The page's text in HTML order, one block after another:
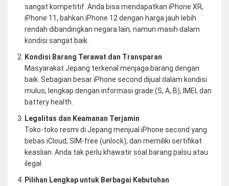
sangat kompetitif. Anda bisa mendapatkan iPhone XR,
iPhone 11, bahkan iPhone 12 dengan harga jauh lebih
rendah dibandingkan negara lain, namun masih dalam
kondisi sangat baik.
Kondisi Barang Terawat dan Transparan
Masyarakat Jepang terkenal menjaga barang dengan
baik. Sebagian besar iPhone second dijual dalam kondisi
mulus, lengkap dengan informasi grade (S, A, B), IMEI, dan
battery health.
Legalitas dan Keamanan Terjamin
Toko-toko resmi di Jepang menjual iPhone second yang
bebas iCloud, SIM-free (unlock), dan memiliki sertifikat
keaslian. Anda tak perlu khawatir soal barang palsu atau
ilegal.
Pilihan Lengkap untuk Berbagai Kebutuhan